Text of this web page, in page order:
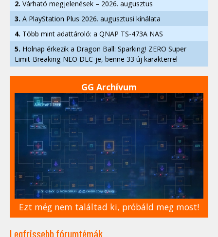
2. Várható megjelenések – 2026. augusztus
3. A PlayStation Plus 2026. augusztusi kínálata
4. Több mint adattároló: a QNAP TS-473A NAS
5. Holnap érkezik a Dragon Ball: Sparking! ZERO Super
Limit-Breaking NEO DLC-je, benne 33 új karakterrel
GG Archívum
Ezt még nem találtad ki, próbáld meg most!
Legfrissebb fórumtémák